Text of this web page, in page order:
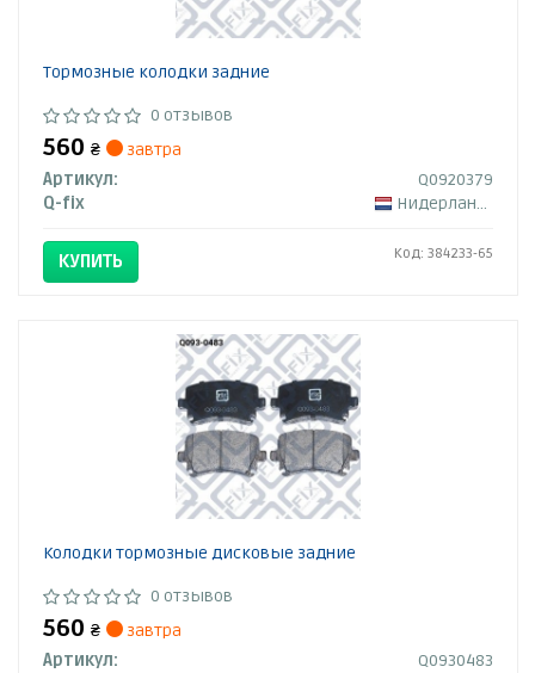
Тормозные колодки задние
0 отзывов
560 ₴
завтра
Артикул:
Q0920379
Q-fix
Нидерланды
КУПИТЬ Код: 384233-65
Колодки тормозные дисковые задние
0 отзывов
560 ₴
завтра
Артикул:
Q0930483